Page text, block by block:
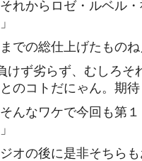
れからロゼ・ルベル
での総仕上げたもの
けず劣らず、むしろ
のコトだにゃん。期
んなワケで今回も第
オの後に是非そちら